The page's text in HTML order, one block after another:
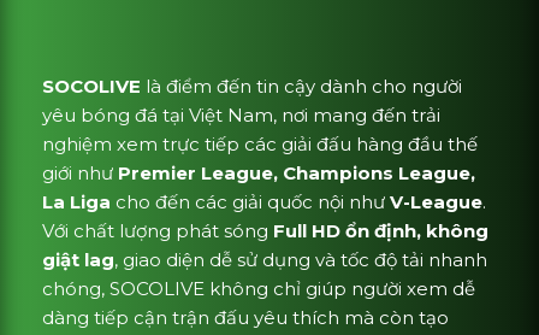
SOCOLIVE là điểm đến tin cậy dành cho người
yêu bóng đá tại Việt Nam, nơi mang đến trải
nghiệm xem trực tiếp các giải đấu hàng đầu thế
giới như Premier League, Champions League,
La Liga cho đến các giải quốc nội như V-League.
Với chất lượng phát sóng Full HD ổn định, không
giật lag, giao diện dễ sử dụng và tốc độ tải nhanh
chóng, SOCOLIVE không chỉ giúp người xem dễ
dàng tiếp cận trận đấu yêu thích mà còn tạo